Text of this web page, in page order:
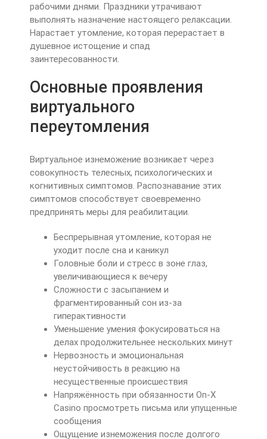
рабочими днями. Праздники утрачивают
выполнять назначение настоящего релаксации.
Нарастает утомление, которая перерастает в
душевное истощение и спад
заинтересованности.
Основные проявления
виртуального
переутомления
Виртуальное изнеможение возникает через
совокупность телесных, психологических и
когнитивных симптомов. Распознавание этих
симптомов способствует своевременно
предпринять меры для реабилитации.
Беспрерывная утомление, которая не
уходит после сна и каникул
Головные боли и стресс в зоне глаз,
увеличивающиеся к вечеру
Сложности с засыпанием и
фрагментированный сон из-за
гиперактивности
Уменьшение умения фокусироваться на
делах продолжительнее нескольких минут
Нервозность и эмоциональная
неустойчивость в реакцию на
несущественные происшествия
Напряжённость при обязанности On-X
Casino просмотреть письма или упущенные
сообщения
Ощущение изнеможения после долгого